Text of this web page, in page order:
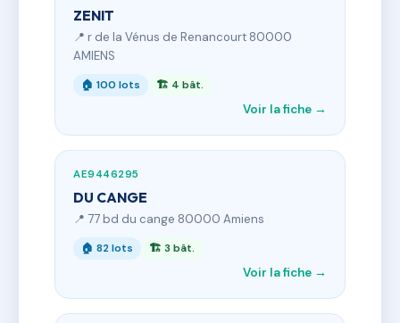
ZENIT
📍 r de la Vénus de Renancourt 80000
AMIENS
🏠 100 lots 🏗 4 bât.
Voir la fiche →
AE9446295
DU CANGE
📍 77 bd du cange 80000 Amiens
🏠 82 lots 🏗 3 bât.
Voir la fiche →